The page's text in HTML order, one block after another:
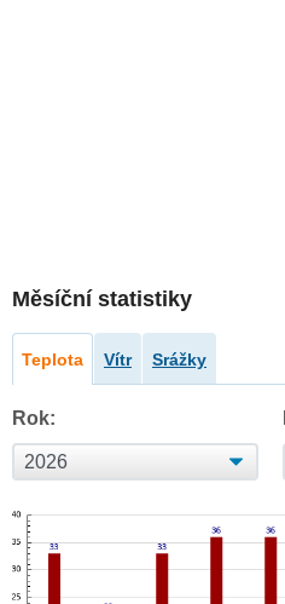
Měsíční statistiky
Teplota Vítr Srážky
Rok: